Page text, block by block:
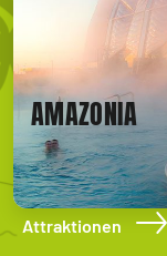
AMAZONIA
Attraktionen